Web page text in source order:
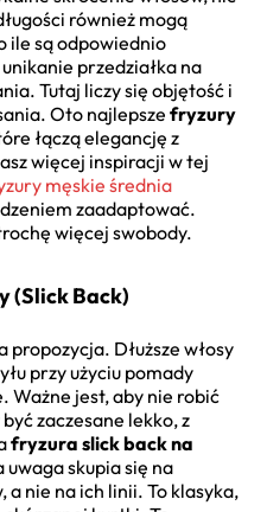
również mogą
ile są odpowiednio
przedziałka na
Tutaj liczy się objętość i
Oto najlepsze fryzury
łączą elegancję z
więcej inspiracji w tej
męskie średnia
zaadaptować.
więcej swobody.
(Slick Back)
Dłuższe włosy
przy użyciu pomady
Ważne jest, aby nie robić
zaczesane lekko, z
fryzura slick back na
uwaga skupia się na
a nie na ich linii. To klasyka,